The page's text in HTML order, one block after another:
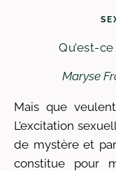
Qu’est-
Maryse
Mais que veulent vraiment les femmes au lit ?
L’excitation
de mystère et
constitue pour